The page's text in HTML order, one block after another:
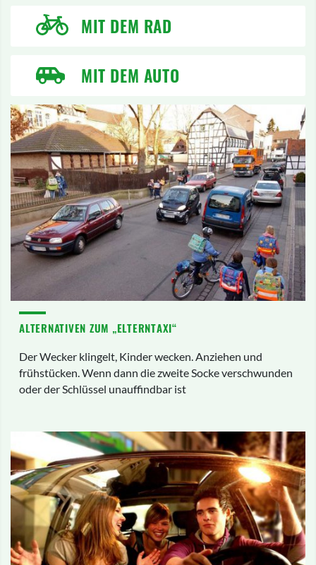
MIT DEM RAD
MIT DEM AUTO
ALTERNATIVEN ZUM „ELTERNTAXI“
Der Wecker klingelt, Kinder wecken. Anziehen und
frühstücken. Wenn dann die zweite Socke verschwunden
oder der Schlüssel unauffindbar ist